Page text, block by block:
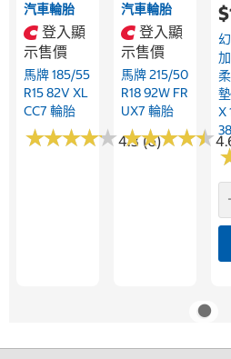
汽車輪胎
登入顯
示售價
馬牌 185/55
R15 82V XL
CC7 輪胎
★★★★★
★★★★★4.3 (6)
汽車輪胎
登入顯
示售價
馬牌 215/50
R18 92W FR
UX7 輪胎
★★★★★
★★★★★
X